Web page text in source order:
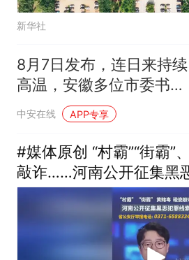
新华社
8月7日发布，连日来持续
高温，安徽多位市委书记
集中走进车间、施工现场
看望慰问一线劳动者。#
战高温 （编辑：晨晨）投
稿邮箱：3882124142
中安在线 APP专享
#媒体原创 “村霸”“街霸”
敲诈……河南公开征集黑
南省公安厅举报电话：